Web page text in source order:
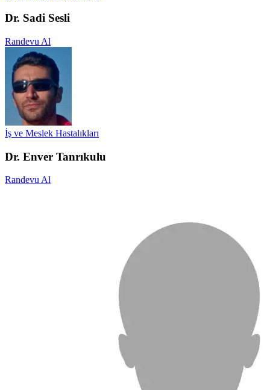
Dr. Sadi Sesli
Randevu Al
İş ve Meslek Hastalıkları
Dr. Enver Tanrıkulu
Randevu Al